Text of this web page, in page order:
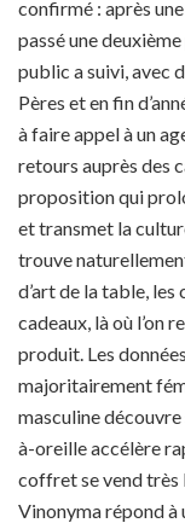
confirmé : après
passé une
public a suivi, avec
Pères et en fin
à faire appel à un
retours auprès des
proposition qui
et transmet la
trouve
d’art de la table,
cadeaux, là où l’on
produit. Les
majoritairement
masculine
à-oreille accélère
coffret se vend très
Vinonyma répond à